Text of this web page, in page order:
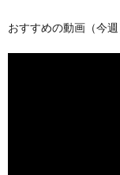
おすすめの動画（今週